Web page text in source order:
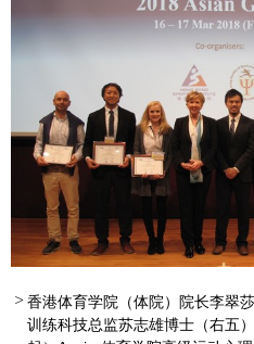
香港体育学院（体院）院长李翠
训练科技总监苏志雄博士（右五